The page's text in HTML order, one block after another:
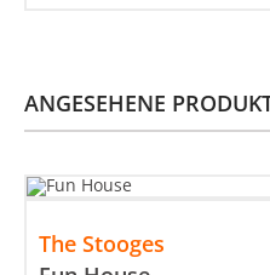
ANGESEHENE
The Stooges